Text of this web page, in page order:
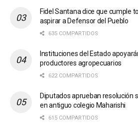
Fidel Santana dice que cumple
aspirar a Defensor del Pueblo
635 COMPARTIDOS
Instituciones del Estado
productores agropecuarios
622 COMPARTIDOS
Diputados aprueban resolución
en antiguo colegio Maharishi
615 COMPARTIDOS